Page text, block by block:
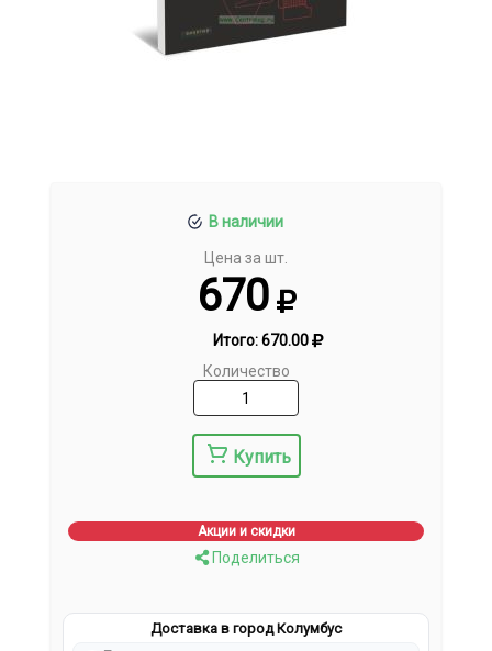
В наличии
Цена за шт.
670
Итого:670.00
Количество
Купить
Акции и скидки
Поделиться
Доставка в город Колумбус